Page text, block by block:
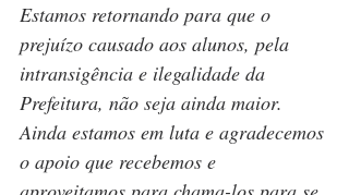
Estamos retornando para que o
prejuízo causado aos alunos, pela
intransigência e ilegalidade da
Prefeitura, não seja ainda maior.
Ainda estamos em luta e agradecemos
o apoio que recebemos e